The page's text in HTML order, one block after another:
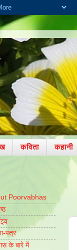
कविता कहानी
Poorvabhas
पत्र
के बारे में